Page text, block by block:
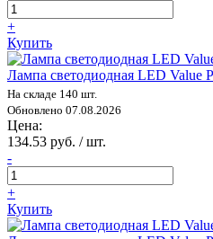
+
Купить
Лампа светодиодная LED Value
На складе 140 шт.
Обновлено 07.08.2026
Цена:
134.53 руб. / шт.
-
+
Купить